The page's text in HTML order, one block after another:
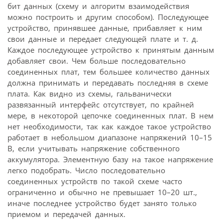
бит данных (схему и алгоритм взаимодействия
можно построить и другим способом). Последующее
устройство, принявшее данные, прибавляет к ним
свои данные и передает следующей плате и т. д.
Каждое последующее устройство к принятым данным
добавляет свои. Чем больше последовательно
соединенных плат, тем большее количество данных
должна принимать и передавать последняя в схеме
плата. Как видно из схемы, гальванически
развязанный интерфейс отсутствует, по крайней
мере, в некоторой цепочке соединенных плат. В нем
нет необходимости, так как каждое такое устройство
работает в небольшом диапазоне напряжений 10–15
В, если учитывать напряжение собственного
аккумулятора. Элементную базу на такое напряжение
легко подобрать. Число последовательно
соединенных устройств по такой схеме часто
ограниченно и обычно не превышает 10–20 шт.,
иначе последнее устройство будет занято только
приемом и передачей данных.